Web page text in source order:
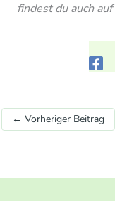
findest du auch auf
← Vorheriger Beitrag